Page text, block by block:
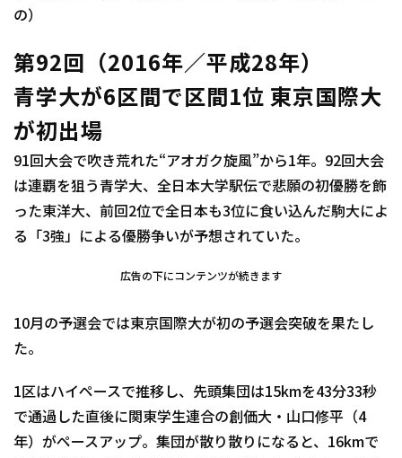
の）
第92回（2016年／平成28年）
青学大が6区間で区間1位 東京国際大
が初出場
91回大会で吹き荒れた“アオガク旋風”から1年。92回大会
は連覇を狙う青学大、全日本大学駅伝で悲願の初優勝を飾
った東洋大、前回2位で全日本も3位に食い込んだ駒大によ
る「3強」による優勝争いが予想されていた。
広告の下にコンテンツが続きます
10月の予選会では東京国際大が初の予選会突破を果たし
た。
1区はハイペースで推移し、先頭集団は15kmを43分33秒
で通過した直後に関東学生連合の創価大・山口修平（4
年）がペースアップ。集団が散り散りになると、16kmで